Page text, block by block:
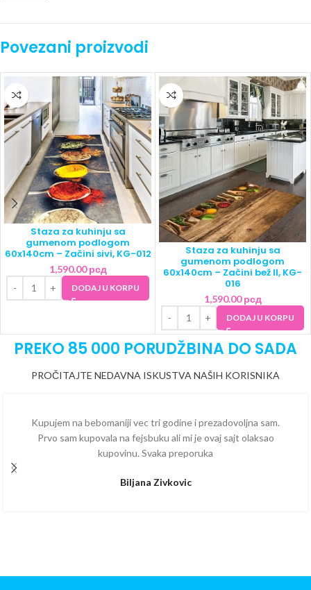
Povezani proizvodi
Staza za kuhinju sa
gumenom podlogom
60x140cm – Začini sivi, KG-012
1,590.00рсд
DODAJ U KORPU
Staza za kuhinju sa
gumenom podlogom
60x140cm – Začini bež II, KG-
016
1,590.00рсд
DODAJ U KORPU
PREKO 85 000 PORUDŽBINA DO SADA
PROČITAJTE NEDAVNA ISKUSTVA NAŠIH KORISNIKA
Kupujem na bebomaniji vec tri godine i prezadovoljna sam.
Prvo sam kupovala na fejsbuku ali mi je ovaj sajt olaksao
kupovinu. Svaka preporuka
Biljana Zivkovic